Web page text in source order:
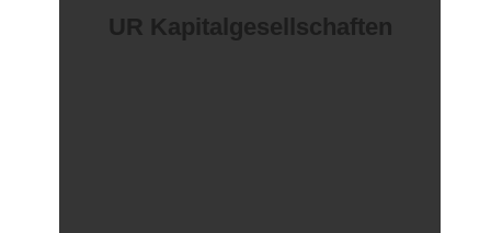
UR Kapitalgesellschaften